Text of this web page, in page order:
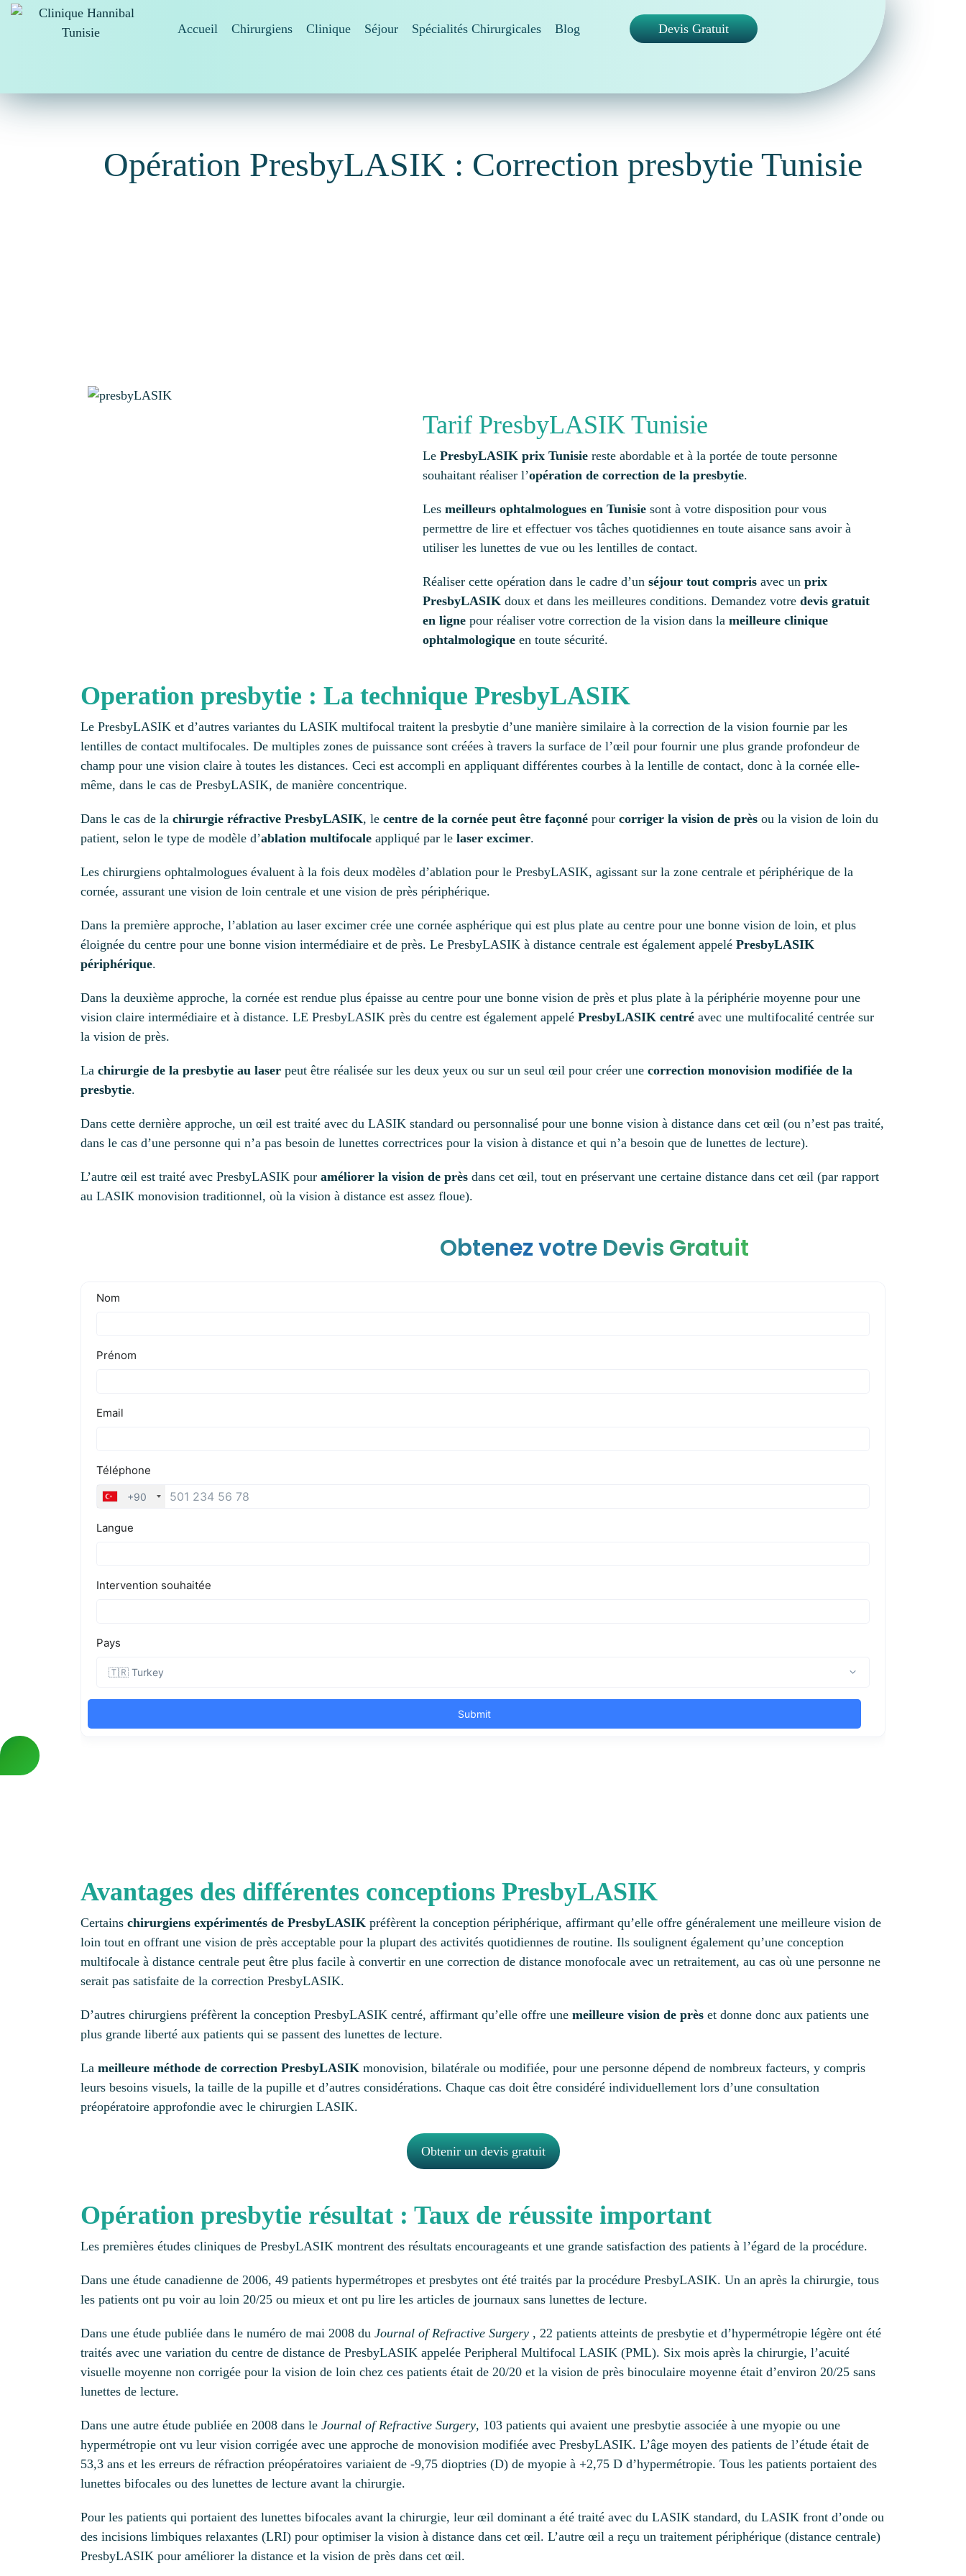
Accueil Chirurgiens Clinique Séjour Spécialités Chirurgicales Blog Devis Gratuit
Opération PresbyLASIK : Correction presbytie Tunisie
Tarif PresbyLASIK Tunisie
Le PresbyLASIK prix Tunisiereste abordable et à la portée de toute personne
souhaitant réaliser l’opération de correction de la presbytie.
Les meilleurs ophtalmologues en Tunisiesont à votre disposition pour vous
permettre de lire et effectuer vos tâches quotidiennes en toute aisance sans avoir à
utiliser les lunettes de vue ou les lentilles de contact.
Réaliser cette opération dans le cadre d’un séjour tout comprisavec un prix
PresbyLASIKdoux et dans les meilleures conditions. Demandez votre devis gratuit
en lignepour réaliser votre correction de la vision dans lameilleure clinique
ophtalmologiqueen toute sécurité.
Operation presbytie : La technique PresbyLASIK
Le PresbyLASIK et d’autres variantes du LASIK multifocal traitent la presbytie d’une manière similaire à la correction de la vision fournie par les
lentilles de contact multifocales. De multiples zones de puissance sont créées à travers la surface de l’œil pour fournir une plus grande profondeur de
champ pour une vision claire à toutes les distances. Ceci est accompli en appliquant différentes courbes à la lentille de contact, donc à la cornée elle-
même, dans le cas de PresbyLASIK, de manière concentrique.
Dans le cas de la chirurgie réfractive PresbyLASIK, le centre de la cornée peut être façonné pour corriger la vision de près ou la vision de loin du
patient, selon le type de modèle d’ablation multifocale appliqué par le laser excimer.
Les chirurgiens ophtalmologues évaluent à la fois deux modèles d’ablation pour le PresbyLASIK, agissant sur la zone centrale et périphérique de la
cornée, assurant une vision de loin centrale et une vision de près périphérique.
Dans la première approche, l’ablation au laser excimer crée une cornée asphérique qui est plus plate au centre pour une bonne vision de loin, et plus
éloignée du centre pour une bonne vision intermédiaire et de près. Le PresbyLASIK à distance centrale est également appelé PresbyLASIK
périphérique.
Dans la deuxième approche, la cornée est rendue plus épaisse au centre pour une bonne vision de près et plus plate à la périphérie moyenne pour une
vision claire intermédiaire et à distance. LE PresbyLASIK près du centre est également appelé PresbyLASIK centré avec une multifocalité centrée sur
la vision de près.
La chirurgie de la presbytie au laser peut être réalisée sur les deux yeux ou sur un seul œil pour créer une correction monovision modifiée de la
presbytie.
Dans cette dernière approche, un œil est traité avec du LASIK standard ou personnalisé pour une bonne vision à distance dans cet œil (ou n’est pas traité,
dans le cas d’une personne qui n’a pas besoin de lunettes correctrices pour la vision à distance et qui n’a besoin que de lunettes de lecture).
L’autre œil est traité avec PresbyLASIK pour améliorer la vision de près dans cet œil, tout en préservant une certaine distance dans cet œil (par rapport
au LASIK monovision traditionnel, où la vision à distance est assez floue).
Obtenez votre Devis Gratuit
Avantages des différentes conceptions PresbyLASIK
Certains chirurgiens expérimentés de PresbyLASIK préfèrent la conception périphérique, affirmant qu’elle offre généralement une meilleure vision de
loin tout en offrant une vision de près acceptable pour la plupart des activités quotidiennes de routine. Ils soulignent également qu’une conception
multifocale à distance centrale peut être plus facile à convertir en une correction de distance monofocale avec un retraitement, au cas où une personne ne
serait pas satisfaite de la correction PresbyLASIK.
D’autres chirurgiens préfèrent la conception PresbyLASIK centré, affirmant qu’elle offre une meilleure vision de près et donne donc aux patients une
plus grande liberté aux patients qui se passent des lunettes de lecture.
La meilleure méthode de correction PresbyLASIK monovision, bilatérale ou modifiée, pour une personne dépend de nombreux facteurs, y compris
leurs besoins visuels, la taille de la pupille et d’autres considérations. Chaque cas doit être considéré individuellement lors d’une consultation
préopératoire approfondie avec le chirurgien LASIK.
Obtenir un devis gratuit
Opération presbytie résultat : Taux de réussite important
Les premières études cliniques de PresbyLASIK montrent des résultats encourageants et une grande satisfaction des patients à l’égard de la procédure.
Dans une étude canadienne de 2006, 49 patients hypermétropes et presbytes ont été traités par la procédure PresbyLASIK. Un an après la chirurgie, tous
les patients ont pu voir au loin 20/25 ou mieux et ont pu lire les articles de journaux sans lunettes de lecture.
Dans une étude publiée dans le numéro de mai 2008 du Journal of Refractive Surgery , 22 patients atteints de presbytie et d’hypermétropie légère ont été
traités avec une variation du centre de distance de PresbyLASIK appelée Peripheral Multifocal LASIK (PML). Six mois après la chirurgie, l’acuité
visuelle moyenne non corrigée pour la vision de loin chez ces patients était de 20/20 et la vision de près binoculaire moyenne était d’environ 20/25 sans
lunettes de lecture.
Dans une autre étude publiée en 2008 dans le Journal of Refractive Surgery, 103 patients qui avaient une presbytie associée à une myopie ou une
hypermétropie ont vu leur vision corrigée avec une approche de monovision modifiée avec PresbyLASIK. L’âge moyen des patients de l’étude était de
53,3 ans et les erreurs de réfraction préopératoires variaient de -9,75 dioptries (D) de myopie à +2,75 D d’hypermétropie. Tous les patients portaient des
lunettes bifocales ou des lunettes de lecture avant la chirurgie.
Pour les patients qui portaient des lunettes bifocales avant la chirurgie, leur œil dominant a été traité avec du LASIK standard, du LASIK front d’onde ou
des incisions limbiques relaxantes (LRI) pour optimiser la vision à distance dans cet œil. L’autre œil a reçu un traitement périphérique (distance centrale)
PresbyLASIK pour améliorer la distance et la vision de près dans cet œil.